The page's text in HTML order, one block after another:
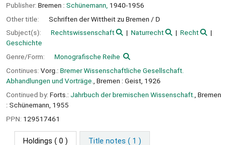
Publisher: Bremen : Schünemann, 1940-1956
Other title:
Schriften der Wittheit zu Bremen / D
Subject(s):
Rechtswissenschaft Naturrecht
Recht
Geschichte
Genre/Form:
Monografische Reihe
Continues: Vorg.: Bremer Wissenschaftliche Gesellschaft.
Abhandlungen und Vorträge.
, Bremen : Geist, 1926
Continued by: Forts.: Jahrbuch der bremischen Wissenschaft. , Bremen
: Schünemann, 1955
PPN: 129517461
Holdings ( 0 ) Title notes ( 1 )